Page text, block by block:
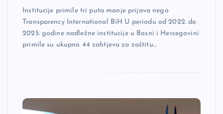
Institucije primile tri puta manje prijava nego
Transparency International BiH U periodu od 2022. do
2025. godine nadležne institucije u Bosni i Hercegovini
primile su ukupno 44 zahtjeva za zaštitu…